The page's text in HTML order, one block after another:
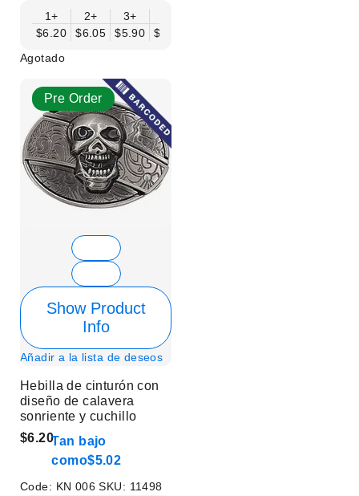
1+
$6.20
2+
$6.05
3+
$5.90
$5.75
Agotado
Pre Order
Show Product
Info
Añadir a la lista de deseos
Hebilla de cinturón con
diseño de calavera
sonriente y cuchillo
$6.20Tan bajo
como$5.02
Code: KN 006SKU: 11498